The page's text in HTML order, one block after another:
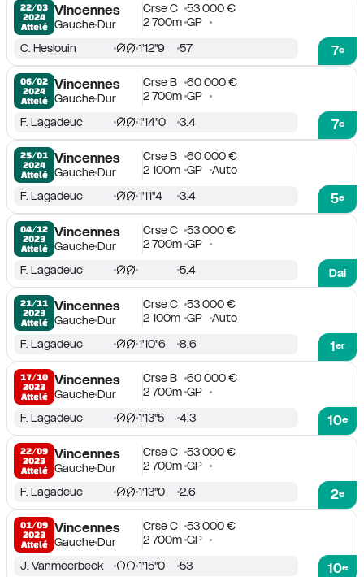
22/03
2024
Attelé
Vincennes
GaucheDur
Crse C
53 000 €
2 700m GP
7e
C. Heslouin 1'12''9 57
06/02
2024
Attelé
Vincennes
GaucheDur
Crse B
60 000 €
2 700m GP
7e
F. Lagadeuc 1'14''0 3.4
25/01
2024
Attelé
Vincennes
GaucheDur
Crse B
60 000 €
2 100m GP Auto
5e
F. Lagadeuc 1'11''4 3.4
04/12
2023
Attelé
Vincennes
GaucheDur
Crse C
53 000 €
2 700m GP
Dai
F. Lagadeuc 5.4
21/11
2023
Attelé
Vincennes
GaucheDur
Crse C
53 000 €
2 100m GP Auto
1er
F. Lagadeuc 1'10''6 8.6
17/10
2023
Attelé
Vincennes
GaucheDur
Crse B
60 000 €
2 700m GP
10e
F. Lagadeuc 1'13''5 4.3
22/09
2023
Attelé
Vincennes
GaucheDur
Crse C
53 000 €
2 700m GP
2e
F. Lagadeuc 1'13''0 2.6
01/09
2023
Attelé
Vincennes
GaucheDur
Crse C
53 000 €
2 700m GP
10e
J. Vanmeerbeck 1'15''0 53